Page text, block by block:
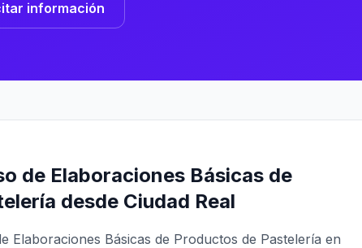
información
de Elaboraciones Básicas de
desde Ciudad Real
Elaboraciones Básicas de Productos de Pastelería en